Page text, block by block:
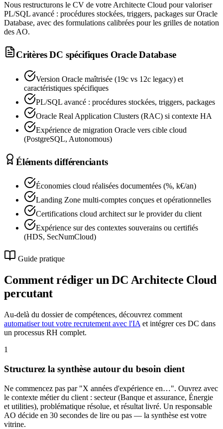
Nous restructurons le CV de votre Architecte Cloud pour valoriser
PL/SQL avancé : procédures stockées, triggers, packages sur Oracle
Database, avec des formulations calibrées pour les grilles de notation
des AO.
Critères DC spécifiques Oracle Database
Version Oracle maîtrisée (19c vs 12c legacy) et
caractéristiques spécifiques
PL/SQL avancé : procédures stockées, triggers, packages
Oracle Real Application Clusters (RAC) si contexte HA
Expérience de migration Oracle vers cible cloud
(PostgreSQL, Autonomous)
Éléments différenciants
Économies cloud réalisées documentées (%, k€/an)
Landing Zone multi-comptes conçues et opérationnelles
Certifications cloud architect sur le provider du client
Expérience sur des contextes souverains ou certifiés
(HDS, SecNumCloud)
Guide pratique
Comment rédiger un DC Architecte Cloud
percutant
Au-delà du dossier de compétences, découvrez comment
automatiser tout votre recrutement avec l'IA et intégrer ces DC dans
un processus RH complet.
1
Structurez la synthèse autour du besoin client
Ne commencez pas par "X années d'expérience en…". Ouvrez avec
le contexte métier du client : secteur (Banque et assurance, Énergie
et utilities), problématique résolue, et résultat livré. Un responsable
AO décide en 30 secondes de lire ou pas — la synthèse est votre
vitrine.